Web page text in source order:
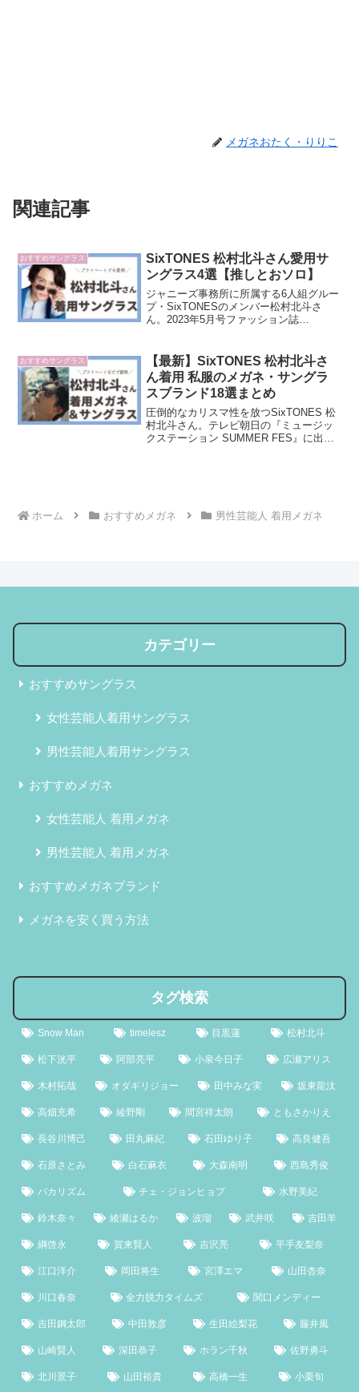
メガネおたく・りりこ
関連記事
おすすめサングラス
SixTONES 松村北斗さん愛用サ
ングラス4選【推しとおソロ】
ジャニーズ事務所に所属する6人組グルー
プ・SixTONESのメンバー松村北斗さ
ん。2023年5月号ファッション誌
ラマに引っ張りだこの松村北斗さん愛用
サングラスが気...
おすすめサングラス
【最新】SixTONES 松村北斗さ
ん着用 私服のメガネ・サングラ
スブランド18選まとめ
圧倒的なカリスマ性を放つSixTONES 松
村北斗さん。テレビ朝日の『ミュージッ
クステーション SUMMER FES』に出演
ホーム おすすめメガネ 男性芸能人 着用メガネ
カテゴリー
おすすめサングラス
女性芸能人着用サングラス
男性芸能人着用サングラス
おすすめメガネ
女性芸能人 着用メガネ
男性芸能人 着用メガネ
おすすめメガネブランド
メガネを安く買う方法
タグ検索
Snow Man timelesz 目黒蓮 松村北斗
松下洸平 阿部亮平 小泉今日子 広瀬アリス
木村拓哉 オダギリジョー 田中みな実 坂東龍汰
高畑充希 綾野剛 間宮祥太朗 ともさかりえ
長谷川博己 田丸麻紀 石田ゆり子 高良健吾
石原さとみ 白石麻衣 大森南明 西島秀俊
バカリズム チェ・ジョンヒョプ 水野美紀
鈴木奈々 綾瀬はるか 波瑠 武井咲 吉田羊
綱啓永 賀来賢人 吉沢亮 平手友梨奈
江口洋介 岡田将生 宮澤エマ 山田杏奈
川口春奈 全力脱力タイムズ 関口メンディー
吉田鋼太郎 中田敦彦 生田絵梨花 藤井風
山崎賢人 深田恭子 ホラン千秋 佐野勇斗
北川景子 山田裕貴 高橋一生 小栗旬